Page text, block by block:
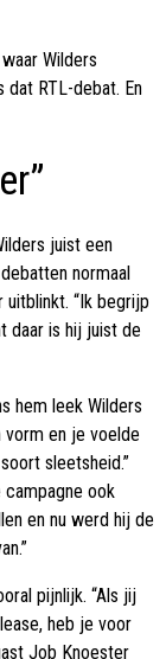
Wilders
dat RTL-debat. En
juist een
normaal
“Ik begrijp
daar is hij juist de
hem leek Wilders
vorm en je voelde
sleetsheid.”
campagne ook
en nu werd hij de
pijnlijk. “Als jij
heb je voor
Job Knoester